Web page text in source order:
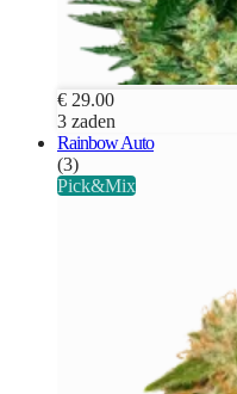
€ 29.00
3 zaden
Rainbow Auto
(3)
Pick&Mix